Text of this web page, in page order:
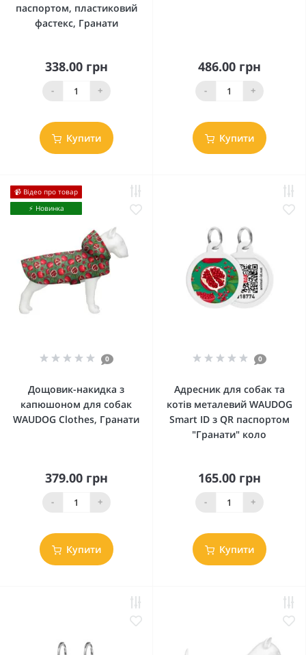
паспортом, пластиковий
фастекс, Гранати
338.00 грн
- +
Купити
486.00 грн
- +
Купити
📹 Відео про товар
⚡️ Новинка
0
Дощовик-накидка з
капюшоном для собак
WAUDOG Clothes, Гранати
379.00 грн
- +
Купити
0
Адресник для собак та
котів металевий WAUDOG
Smart ID з QR паспортом
"Гранати" коло
165.00 грн
- +
Купити